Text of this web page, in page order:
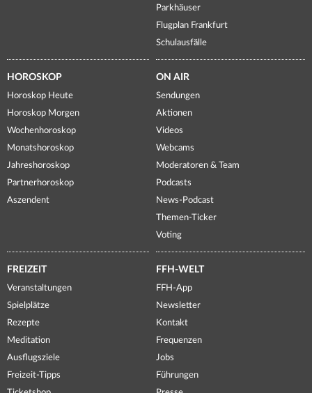
Parkhäuser
Flugplan Frankfurt
Schulausfälle
HOROSKOP
Horoskop Heute
Horoskop Morgen
Wochenhoroskop
Monatshoroskop
Jahreshoroskop
Partnerhoroskop
Aszendent
ON AIR
Sendungen
Aktionen
Videos
Webcams
Moderatoren & Team
Podcasts
News-Podcast
Themen-Ticker
Voting
FREIZEIT
Veranstaltungen
Spielplätze
Rezepte
Meditation
Ausflugsziele
Freizeit-Tipps
FFH-WELT
FFH-App
Newsletter
Kontakt
Frequenzen
Jobs
Führungen